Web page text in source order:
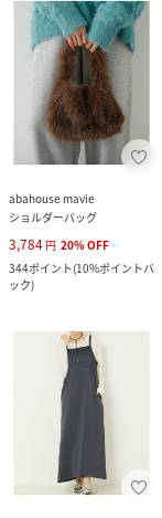
abahouse mavie
ショルダーバッグ
3,784 円 20%OFF
344ポイント(10%ポイントバ
ック)